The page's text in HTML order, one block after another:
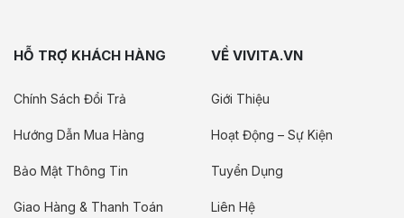
HỖ TRỢ KHÁCH HÀNG
Chính Sách Đổi Trả
Hướng Dẫn Mua Hàng
Bảo Mật Thông Tin
Giao Hàng & Thanh Toán
VỀ VIVITA.VN
Giới Thiệu
Hoạt Động – Sự Kiện
Tuyển Dụng
Liên Hệ